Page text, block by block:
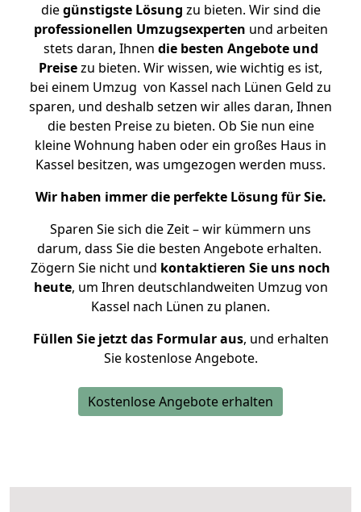
diegünstigste Lösung zu bieten. Wir sind die
professionellen Umzugsexperten und arbeiten
stets daran, Ihnen die besten Angebote und
Preisezu bieten. Wir wissen, wie wichtig es ist,
bei einem Umzug von Kassel nach Lünen Geld zu
sparen, und deshalb setzen wir alles daran, Ihnen
die besten Preise zu bieten. Ob Sie nun eine
kleine Wohnung haben oder ein großes Haus in
Kassel besitzen, was umgezogen werden muss.
Wir haben immer die perfekte Lösung für Sie.
Sparen Sie sich die Zeit – wir kümmern uns
darum, dass Sie die besten Angebote erhalten.
Zögern Sie nicht und kontaktieren Sie uns noch
heute, um Ihren deutschlandweiten Umzug von
Kassel nach Lünen zu planen.
Füllen Sie jetzt das Formular aus, und erhalten
Sie kostenlose Angebote.
Kostenlose Angebote erhalten